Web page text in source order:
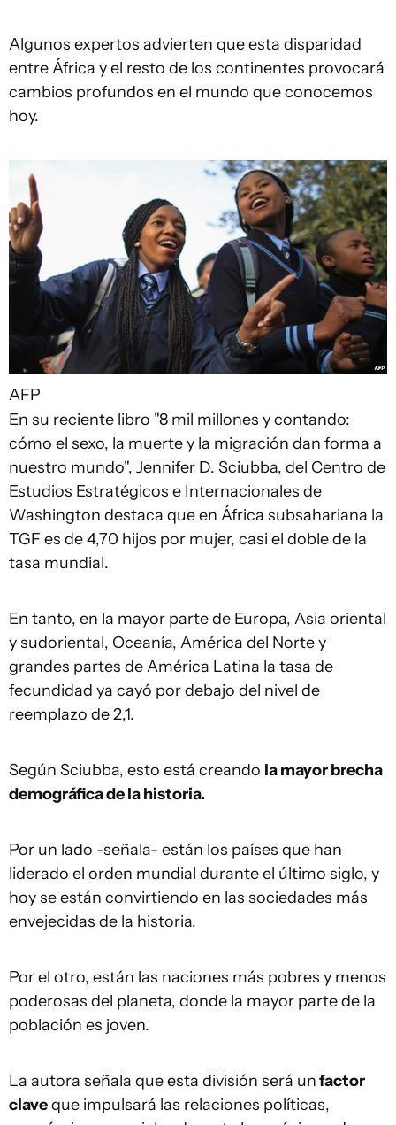
Algunos expertos advierten que esta disparidad
entre África y el resto de los continentes provocará
cambios profundos en el mundo que conocemos
hoy.
AFP
En su reciente libro "8 mil millones y contando:
cómo el sexo, la muerte y la migración dan forma a
nuestro mundo", Jennifer D. Sciubba, del Centro de
Estudios Estratégicos e Internacionales de
Washington destaca que en África subsahariana la
TGF es de 4,70 hijos por mujer, casi el doble de la
tasa mundial.
En tanto, en la mayor parte de Europa, Asia oriental
y sudoriental, Oceanía, América del Norte y
grandes partes de América Latina la tasa de
fecundidad ya cayó por debajo del nivel de
reemplazo de 2,1.
Según Sciubba, esto está creando la mayor brecha
demográfica de la historia.
Por un lado -señala- están los países que han
liderado el orden mundial durante el último siglo, y
hoy se están convirtiendo en las sociedades más
envejecidas de la historia.
Por el otro, están las naciones más pobres y menos
poderosas del planeta, donde la mayor parte de la
población es joven.
La autora señala que esta división será unfactor
claveque impulsará las relaciones políticas,